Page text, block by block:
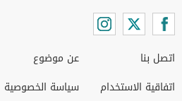
اتصل بنا
اتفاقية الاستخدام
عن موضوع
سياسة الخصوصية